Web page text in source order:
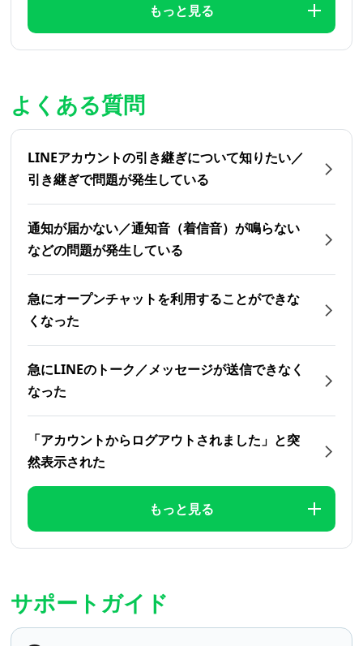
もっと見る
よくある質問
LINEアカウントの引き継ぎについて知りたい／
引き継ぎで問題が発生している
通知が届かない／通知音（着信音）が鳴らない
などの問題が発生している
急にオープンチャットを利用することができな
くなった
急にLINEのトーク／メッセージが送信できなく
なった
「アカウントからログアウトされました」と突
然表示された
もっと見る
サポートガイド